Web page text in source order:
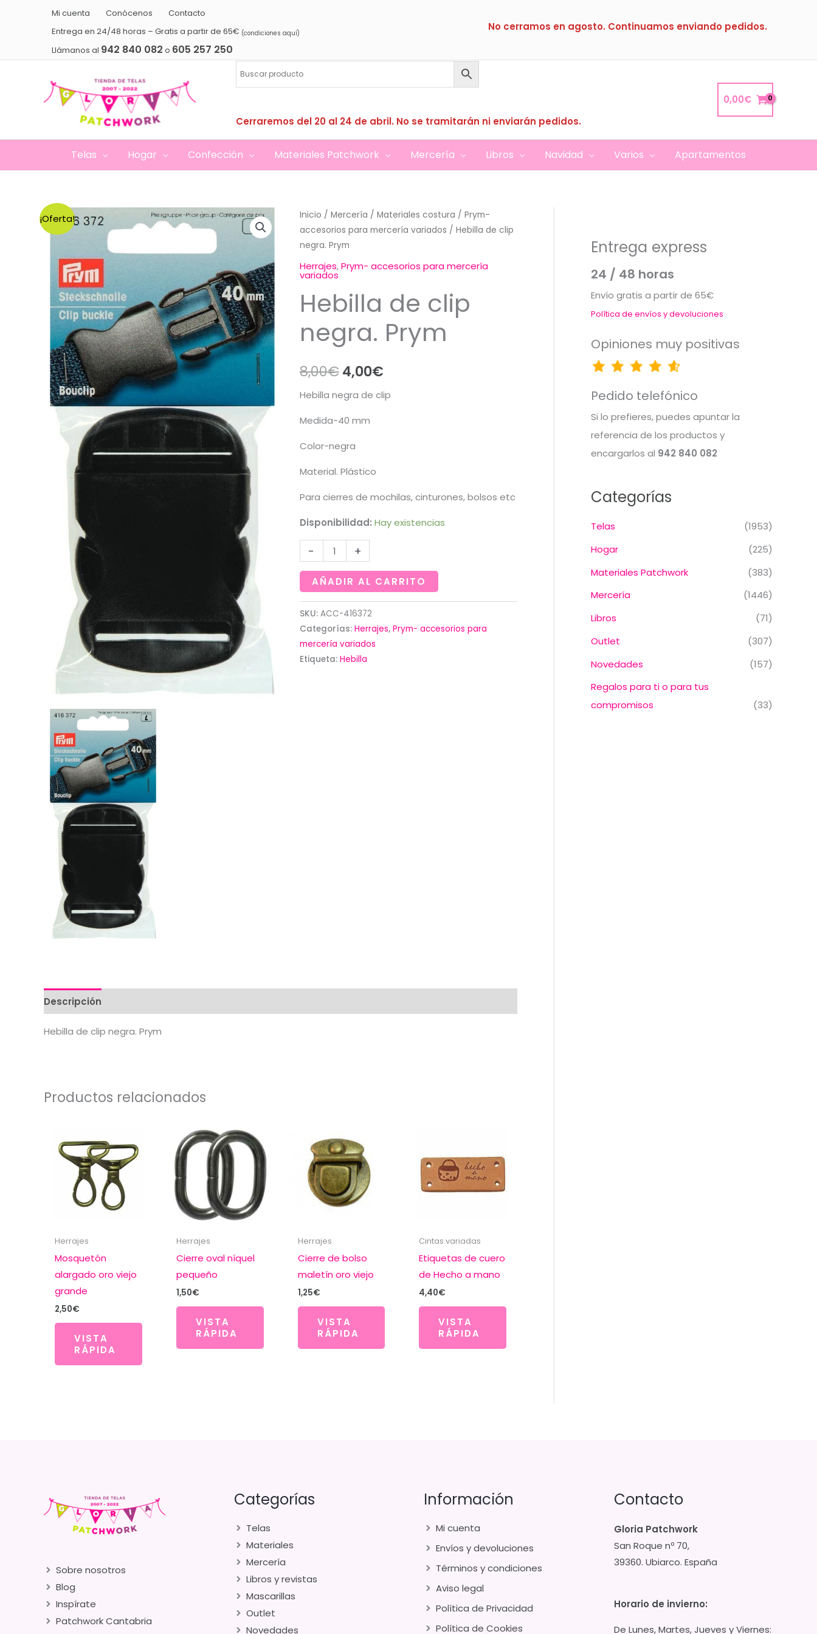
Mi cuenta Conócenos
Contacto
Entrega en 24/48 horas – Gratis a partir de 65€ (condiciones aquí)
Llámanos al 942 840 082 o 605 257 250
No cerramos en agosto. Continuamos enviando pedidos.
Cerraremos del 20 al 24 de abril. No se tramitarán ni enviarán pedidos.
0,00€
Telas Hogar Confección Materiales Patchwork Mercería Libros Navidad Varios Apartamentos
¡Oferta! Inicio / Mercería / Materiales costura / Prym-
accesorios para mercería variados / Hebilla de clip
negra. Prym
Herrajes,Prym- accesorios para mercería
variados
Hebilla de clip
negra. Prym
8,00€El
precio
original
era:
8,00€.
4,00€El
precio
Hebilla negra de clip
Medida-40 mm
Color-negra
Material. Plástico
Para cierres de mochilas, cinturones, bolsos etc
Disponibilidad: Hay existencias
-
Hebilla
de
clip
Prym
cantidad
+
AÑADIR AL CARRITO
SKU: ACC-416372
Categorías: Herrajes, Prym- accesorios para
mercería variados
Etiqueta: Hebilla
Descripción
Hebilla de clip negra. Prym
Productos relacionados
Herrajes
Mosquetón
alargado oro viejo
grande
2,50€
VISTA
RÁPIDA
Herrajes
Cierre oval níquel
pequeño
1,50€
VISTA
RÁPIDA
Herrajes
Cierre de bolso
maletín oro viejo
1,25€
VISTA
RÁPIDA
Cintas variadas
Etiquetas de cuero
de Hecho a mano
4,40€
VISTA
RÁPIDA
Entrega express
24 / 48 horas
Envío gratis a partir de 65€
Política de envíos y devoluciones
Opiniones muy positivas
Pedido telefónico
Si lo prefieres, puedes apuntar la
referencia de los productos y
encargarlos al 942 840 082
Categorías
Telas
(1953)
Hogar
(225)
Materiales Patchwork
(383)
Mercería
(1446)
Libros
(71)
Outlet
(307)
Novedades
(157)
Regalos para ti o para tus
compromisos
(33)
Sobre nosotros
Blog
Inspírate
Patchwork Cantabria
Categorías
Telas
Materiales
Mercería
Libros y revistas
Mascarillas
Outlet
Novedades
Información
Mi cuenta
Envíos y devoluciones
Términos y condiciones
Aviso legal
Política de Privacidad
Política de Cookies
Contacto
Gloria Patchwork
San Roque nº 70,
39360. Ubiarco. España
Horario de invierno:
De Lunes, Martes, Jueves y Viernes: